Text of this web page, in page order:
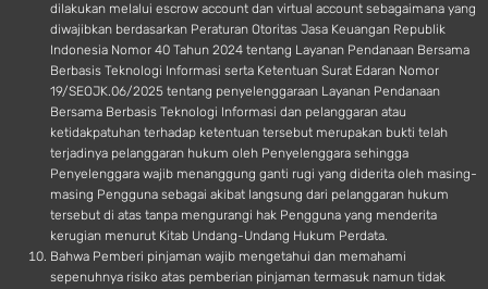
dilakukan melalui escrow account dan virtual account sebagaimana yang
diwajibkan berdasarkan Peraturan Otoritas Jasa Keuangan Republik
Indonesia Nomor 40 Tahun 2024 tentang Layanan Pendanaan Bersama
Berbasis Teknologi Informasi serta Ketentuan Surat Edaran Nomor
19/SEOJK.06/2025 tentang penyelenggaraan Layanan Pendanaan
Bersama Berbasis Teknologi Informasi dan pelanggaran atau
ketidakpatuhan terhadap ketentuan tersebut merupakan bukti telah
terjadinya pelanggaran hukum oleh Penyelenggara sehingga
Penyelenggara wajib menanggung ganti rugi yang diderita oleh masing-
masing Pengguna sebagai akibat langsung dari pelanggaran hukum
tersebut di atas tanpa mengurangi hak Pengguna yang menderita
kerugian menurut Kitab Undang-Undang Hukum Perdata.
Bahwa Pemberi pinjaman wajib mengetahui dan memahami
sepenuhnya risiko atas pemberian pinjaman termasuk namun tidak